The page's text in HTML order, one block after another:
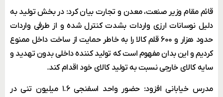
قائم مقام وزیر صنعت، معدن و تجارت بیان کرد: در بخش تولید به
دلیل نوسانات ارزی واردات بشدت کنترل شده و از طرفی واردات
حدود هزار و ۶۰۰ قلم کالا را به خاطر حمایت از ساخت داخل ممنوع
کردیم و این بدان مفهوم است که تولید کننده داخلی بدون تهدید و
سایه کالای خارجی نسبت به تولید کالای خود اقدام کند.
مدرس خیابانی افزود: حضور واحد اسفنجی ۱.۶ میلیون تنی در